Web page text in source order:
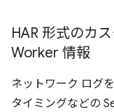
HAR 形式のカ
Worker 情報
ネットワーク ログ
タイミングなどの